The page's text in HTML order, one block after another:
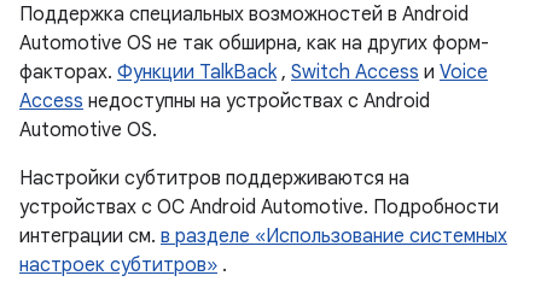
Поддержка специальных возможностей в Android
Automotive OS не так обширна, как на других форм-
факторах. Функции TalkBack, Switch Access и Voice
Access недоступны на устройствах с Android
Automotive OS.
Настройки субтитров поддерживаются на
устройствах с ОС Android Automotive. Подробности
интеграции см. в разделе «Использование системных
настроек субтитров» .